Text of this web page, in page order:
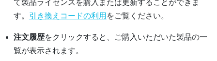
て製品ライセンスを購入または更新することができま
す。 引き換えコードの利用 をご覧ください。
注文履歴をクリックすると、ご購入いただいた製品の一
覧が表示されます。